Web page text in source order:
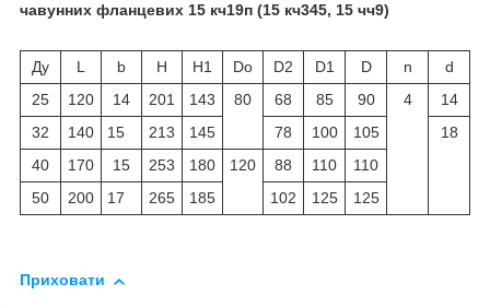
чавунних фланцевих 15 кч19п (15 кч345, 15 чч9)
Ду L b H H1 Do D2 D1 D n
d
25
120 14 201 143 80 68 85 90 4
14
32
140 15 213 145 78 100 105
18
40
170 15 253 180 120 88 110
110
50
200 17 265 185 102 125 125
Приховати